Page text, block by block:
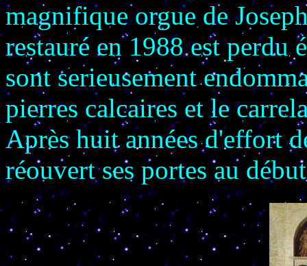
magnifique orgue de
restauré en 1988 est
sont serieusement
pierres calcaires et le
Après huit années d'effort
réouvert ses portes au